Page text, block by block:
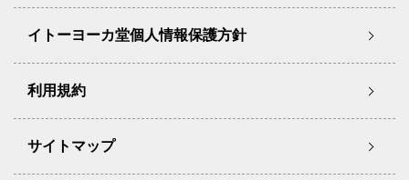
イトーヨーカ堂個人情報保護方針
利用規約
サイトマップ